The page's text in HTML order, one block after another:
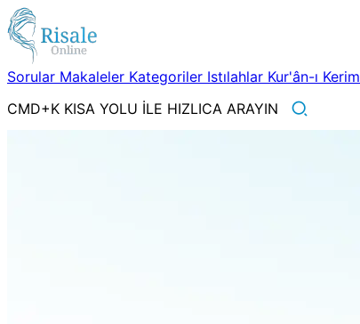
Sorular Makaleler Kategoriler Istılahlar Kur'ân-ı Kerim
CMD+K KISA YOLU İLE HIZLICA ARAYIN